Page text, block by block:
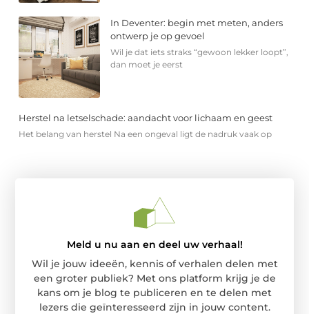
In Deventer: begin met meten, anders
ontwerp je op gevoel
Wil je dat iets straks “gewoon lekker loopt”,
dan moet je eerst
Herstel na letselschade: aandacht voor lichaam en geest
Het belang van herstel Na een ongeval ligt de nadruk vaak op
Meld u nu aan en deel uw verhaal!
Wil je jouw ideeën, kennis of verhalen delen met
een groter publiek? Met ons platform krijg je de
kans om je blog te publiceren en te delen met
lezers die geïnteresseerd zijn in jouw content.